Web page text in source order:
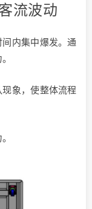
流波动
内集中爆发。通
象，使整体流程